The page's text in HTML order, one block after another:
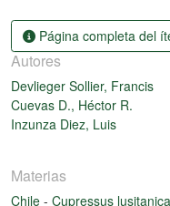
Página completa del
Autores
Devlieger Sollier, Francis
Cuevas D., Héctor R.
Inzunza Diez, Luis
Materias
Chile - Cupressus lusitanica